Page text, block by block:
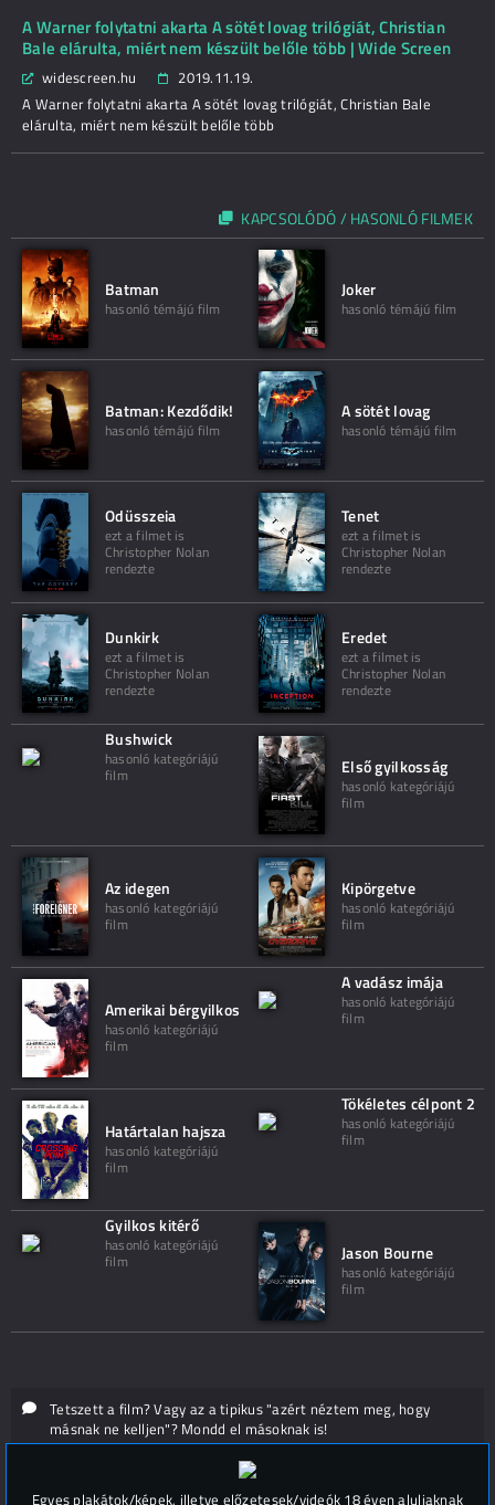
A Warner folytatni akarta A sötét lovag trilógiát, Christian
Bale elárulta, miért nem készült belőle több | Wide Screen
widescreen.hu
2019.11.19.
A Warner folytatni akarta A sötét lovag trilógiát, Christian Bale
elárulta, miért nem készült belőle több
KAPCSOLÓDÓ / HASONLÓ FILMEK
Batman
hasonló témájú film
Joker
hasonló témájú film
Batman: Kezdődik!
hasonló témájú film
A sötét lovag
hasonló témájú film
Odüsszeia
ezt a filmet is
Christopher Nolan
rendezte
Tenet
ezt a filmet is
Christopher Nolan
rendezte
Dunkirk
ezt a filmet is
Christopher Nolan
rendezte
Eredet
ezt a filmet is
Christopher Nolan
rendezte
Bushwick
hasonló kategóriájú
film Első gyilkosság
hasonló kategóriájú
film
Az idegen
hasonló kategóriájú
film
Kipörgetve
hasonló kategóriájú
film
Amerikai bérgyilkos
hasonló kategóriájú
film
A vadász imája
hasonló kategóriájú
film
Határtalan hajsza
hasonló kategóriájú
film
Tökéletes célpont 2
hasonló kategóriájú
film
Gyilkos kitérő
hasonló kategóriájú
film Jason Bourne
hasonló kategóriájú
film
Tetszett a film? Vagy az a tipikus "azért néztem meg, hogy
másnak ne kelljen"? Mondd el másoknak is!
Hozzászólások (
Egyes plakátok/képek, illetve előzetesek/videók 18 éven aluliaknak